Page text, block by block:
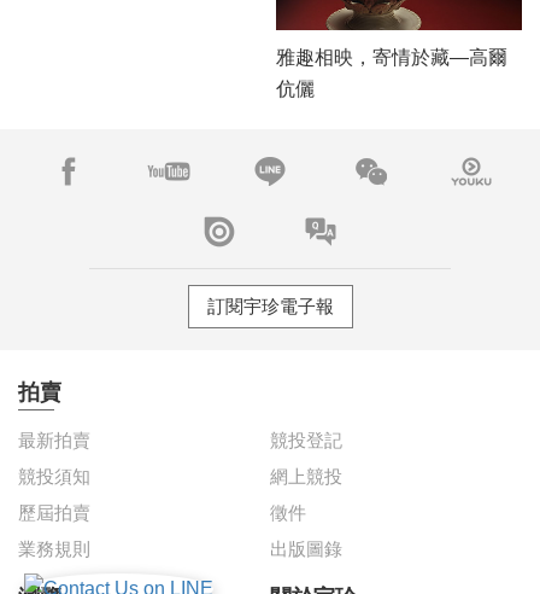
雅趣相映，寄情於藏—高爾
伉儷
訂閱宇珍電子報
拍賣
最新拍賣
競投登記
競投須知
網上競投
歷屆拍賣
徵件
業務規則
出版圖錄